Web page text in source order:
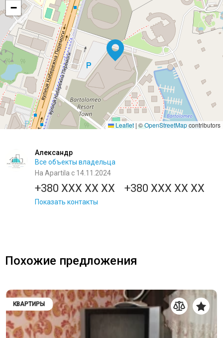
−
Leaflet |©OpenStreetMapcontributors
Александр
Все объекты владельца
На Apartila с 14.11.2024
+380 XXX XX XX +380 XXX XX XX
Показать контакты
Похожие предложения
КВАРТИРЫ